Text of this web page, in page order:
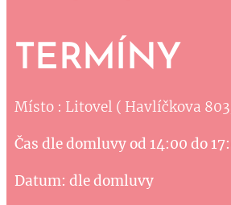
TERMÍNY
Místo : Litovel ( Havlíčkova
Čas dle domluvy od 14:00 do
Datum: dle domluvy